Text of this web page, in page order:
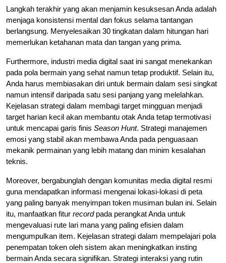
Langkah terakhir yang akan menjamin kesuksesan Anda adalah
menjaga konsistensi mental dan fokus selama tantangan
berlangsung. Menyelesaikan 30 tingkatan dalam hitungan hari
memerlukan ketahanan mata dan tangan yang prima.
Furthermore, industri media digital saat ini sangat menekankan
pada pola bermain yang sehat namun tetap produktif. Selain itu,
Anda harus membiasakan diri untuk bermain dalam sesi singkat
namun intensif daripada satu sesi panjang yang melelahkan.
Kejelasan strategi dalam membagi target mingguan menjadi
target harian kecil akan membantu otak Anda tetap termotivasi
untuk mencapai garis finis Season Hunt. Strategi manajemen
emosi yang stabil akan membawa Anda pada penguasaan
mekanik permainan yang lebih matang dan minim kesalahan
teknis.
Moreover, bergabunglah dengan komunitas media digital resmi
guna mendapatkan informasi mengenai lokasi-lokasi di peta
yang paling banyak menyimpan token musiman bulan ini. Selain
itu, manfaatkan fitur recordpada perangkat Anda untuk
mengevaluasi rute lari mana yang paling efisien dalam
mengumpulkan item. Kejelasan strategi dalam mempelajari pola
penempatan token oleh sistem akan meningkatkan insting
bermain Anda secara signifikan. Strategi interaksi yang rutin